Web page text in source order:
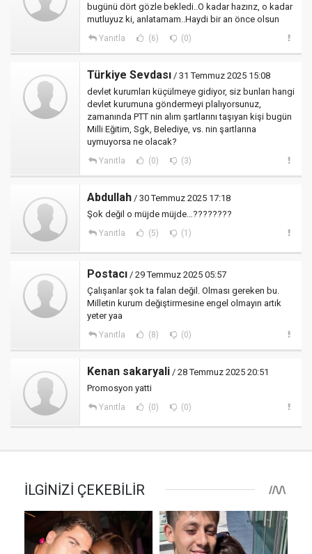
bugünü dört gözle bekledi..O kadar hazırız, o kadar
mutluyuz ki, anlatamam..Haydi bir an önce olsun
Yanıtla (6) (0)
Türkiye Sevdası / 31 Temmuz 2025 15:08
devlet kurumları küçülmeye gidiyor, siz bunları hangi
devlet kurumuna göndermeyi plalıyorsunuz,
zamanında PTT nin alım şartlarını taşıyan kişi bugün
Milli Eğitim, Sgk, Belediye, vs. nin şartlarına
uymuyorsa ne olacak?
Yanıtla (0) (3)
Abdullah / 30 Temmuz 2025 17:18
Şok değil o müjde müjde…????????
Yanıtla (5) (1)
Postacı / 29 Temmuz 2025 05:57
Çalışanlar şok ta falan değil. Olması gereken bu.
Milletin kurum değiştirmesine engel olmayın artık
yeter yaa
Yanıtla (8) (0)
Kenan sakaryali / 28 Temmuz 2025 20:51
Promosyon yatti
Yanıtla (0) (0)